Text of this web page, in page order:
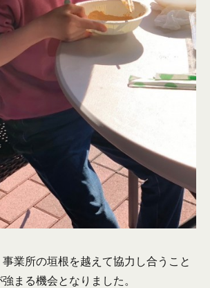
業所の垣根を越えて協力し合うこと
まる機会となりました。